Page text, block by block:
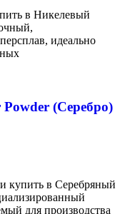
в Никелевый
идеально
(Серебро)
купить в Серебряный
для производства